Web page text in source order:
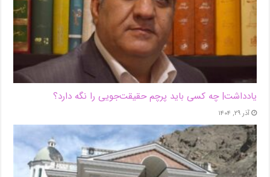
یادداشت| ‌چه کسی باید پرچم حقیقت‌جویی را نگه دارد؟
آذر ۲۹, ۱۴۰۴